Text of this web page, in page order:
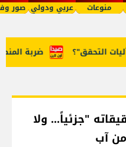
منوعات عربي ودولي صور
ضربة التحقق"؟
"جزئياً... ولا
من آب